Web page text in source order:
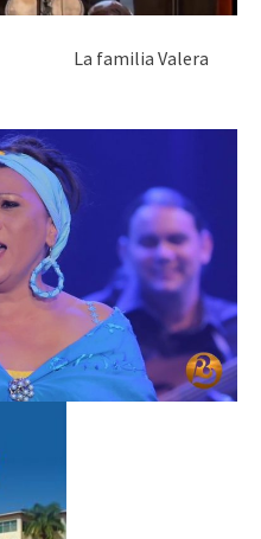
La familia Valera